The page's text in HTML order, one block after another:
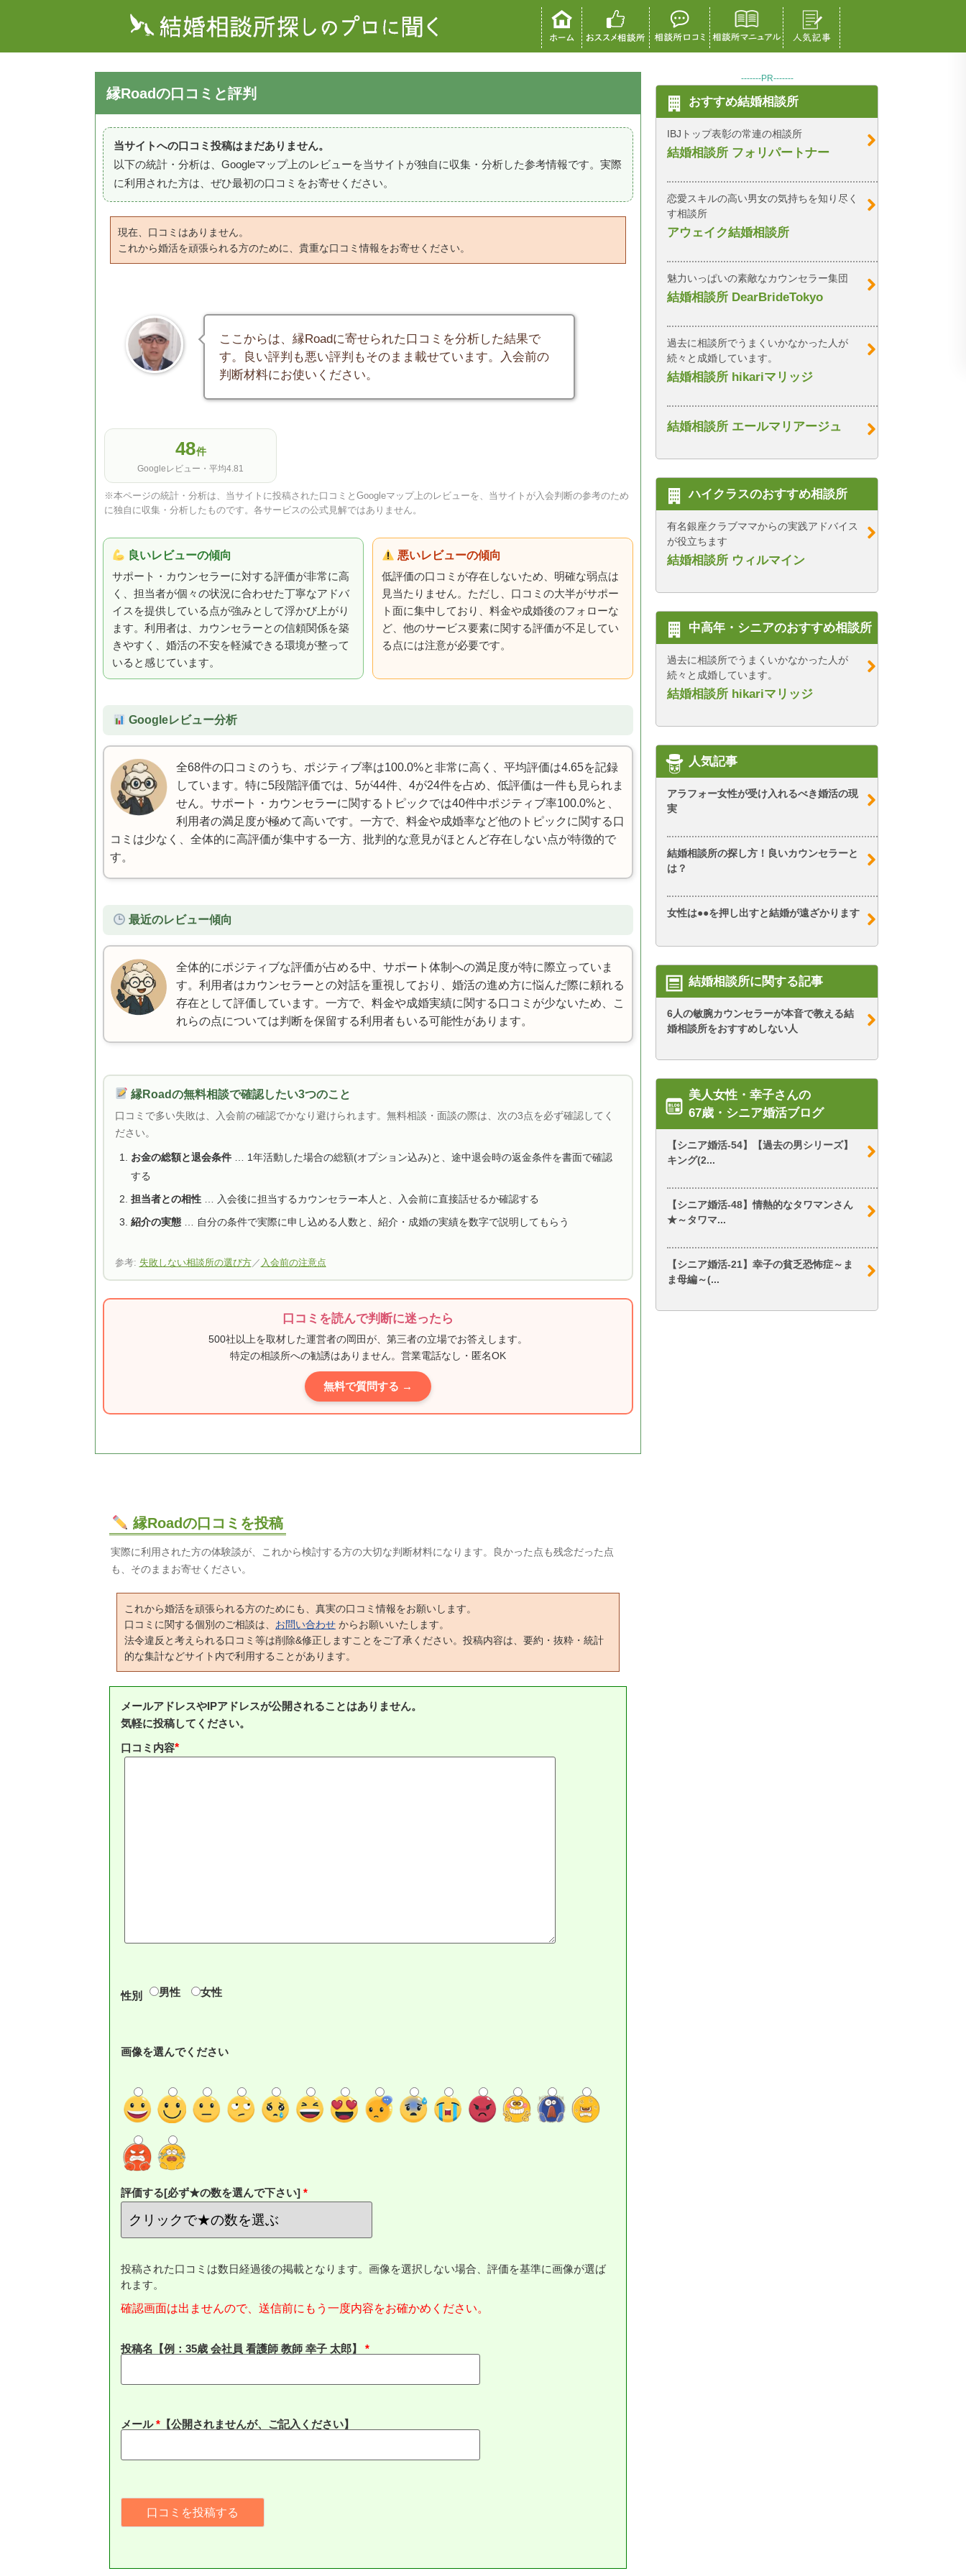
縁Roadの口コミと評判
当サイトへの口コミ投稿はまだありません。
以下の統計・分析は、Googleマップ上のレビューを当サイトが独自に収集・分析した参考情報です。実際
に利用された方は、ぜひ最初の口コミをお寄せください。
現在、口コミはありません。
これから婚活を頑張られる方のために、貴重な口コミ情報をお寄せください。
ここからは、縁Roadに寄せられた口コミを分析した結果で
す。良い評判も悪い評判もそのまま載せています。入会前の
判断材料にお使いください。
48件
Googleレビュー・平均4.81
※本ページの統計・分析は、当サイトに投稿された口コミとGoogleマップ上のレビューを、当サイトが入会判断の参考のため
に独自に収集・分析したものです。各サービスの公式見解ではありません。
良いレビューの傾向
サポート・カウンセラーに対する評価が非常に高
く、担当者が個々の状況に合わせた丁寧なアドバ
イスを提供している点が強みとして浮かび上がり
ます。利用者は、カウンセラーとの信頼関係を築
きやすく、婚活の不安を軽減できる環境が整って
いると感じています。
悪いレビューの傾向
低評価の口コミが存在しないため、明確な弱点は
見当たりません。ただし、口コミの大半がサポー
ト面に集中しており、料金や成婚後のフォローな
ど、他のサービス要素に関する評価が不足してい
る点には注意が必要です。
Googleレビュー分析
全68件の口コミのうち、ポジティブ率は100.0%と非常に高く、平均評価は4.65を記録
しています。特に5段階評価では、5が44件、4が24件を占め、低評価は一件も見られま
せん。サポート・カウンセラーに関するトピックでは40件中ポジティブ率100.0%と、
利用者の満足度が極めて高いです。一方で、料金や成婚率など他のトピックに関する口
コミは少なく、全体的に高評価が集中する一方、批判的な意見がほとんど存在しない点が特徴的で
す。
最近のレビュー傾向
全体的にポジティブな評価が占める中、サポート体制への満足度が特に際立っていま
す。利用者はカウンセラーとの対話を重視しており、婚活の進め方に悩んだ際に頼れる
存在として評価しています。一方で、料金や成婚実績に関する口コミが少ないため、こ
れらの点については判断を保留する利用者もいる可能性があります。
縁Roadの無料相談で確認したい3つのこと
口コミで多い失敗は、入会前の確認でかなり避けられます。無料相談・面談の際は、次の3点を必ず確認してく
ださい。
お金の総額と退会条件… 1年活動した場合の総額(オプション込み)と、途中退会時の返金条件を書面で確認
する
担当者との相性… 入会後に担当するカウンセラー本人と、入会前に直接話せるか確認する
紹介の実態… 自分の条件で実際に申し込める人数と、紹介・成婚の実績を数字で説明してもらう
参考: 失敗しない相談所の選び方／ 入会前の注意点
口コミを読んで判断に迷ったら
500社以上を取材した運営者の岡田が、第三者の立場でお答えします。
特定の相談所への勧誘はありません。営業電話なし・匿名OK
無料で質問する →
縁Roadの口コミを投稿
実際に利用された方の体験談が、これから検討する方の大切な判断材料になります。良かった点も残念だった点
も、そのままお寄せください。
これから婚活を頑張られる方のためにも、真実の口コミ情報をお願いします。
口コミに関する個別のご相談は、 お問い合わせ からお願いいたします。
法令違反と考えられる口コミ等は削除&修正しますことをご了承ください。投稿内容は、要約・抜粋・統計
的な集計などサイト内で利用することがあります。
メールアドレスやIPアドレスが公開されることはありません。
気軽に投稿してください。
口コミ内容*
性別 男性 女性
画像を選んでください
評価する[必ず★の数を選んで下さい]
投稿された口コミは数日経過後の掲載となります。画像を選択しない場合、評価を基準に画像が選ば
れます。
確認画面は出ませんので、送信前にもう一度内容をお確かめください。
投稿名【例：35歳 会社員 看護師 教師 幸子 太郎】
メール* 【公開されませんが、ご記入ください】
-------PR-------
おすすめ結婚相談所
IBJトップ表彰の常連の相談所
結婚相談所 フォリパートナー
恋愛スキルの高い男女の気持ちを知り尽く
す相談所
アウェイク結婚相談所
魅力いっぱいの素敵なカウンセラー集団
結婚相談所 DearBrideTokyo
過去に相談所でうまくいかなかった人が
続々と成婚しています。
結婚相談所 hikariマリッジ
結婚相談所 エールマリアージュ
ハイクラスのおすすめ相談所
有名銀座クラブママからの実践アドバイス
が役立ちます
結婚相談所 ウィルマイン
中高年・シニアのおすすめ相談所
過去に相談所でうまくいかなかった人が
続々と成婚しています。
結婚相談所 hikariマリッジ
人気記事
アラフォー女性が受け入れるべき婚活の現
実
結婚相談所の探し方！良いカウンセラーと
は？
女性は●●を押し出すと結婚が遠ざかります
結婚相談所に関する記事
6人の敏腕カウンセラーが本音で教える結
婚相談所をおすすめしない人
美人女性・幸子さんの
67歳・シニア婚活ブログ
【シニア婚活-54】【過去の男シリーズ】
キング(2...
【シニア婚活-48】情熱的なタワマンさん
★～タワマ...
【シニア婚活-21】幸子の貧乏恐怖症～ま
ま母編～(...